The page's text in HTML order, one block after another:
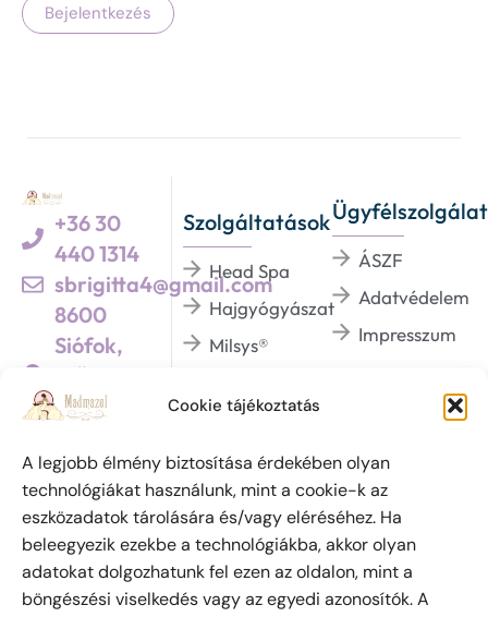
Cookie tájékoztatás
A legjobb élmény biztosítása érdekében olyan
technológiákat használunk, mint a cookie-k az
eszközadatok tárolására és/vagy eléréséhez. Ha
beleegyezik ezekbe a technológiákba, akkor olyan
adatokat dolgozhatunk fel ezen az oldalon, mint a
böngészési viselkedés vagy az egyedi azonosítók. A
Bejelentkezés
+36 30
440 1314
sbrigitta4@gmail.com
8600
Siófok,
Szűcs u. 5.
/Üzletek háza 1.
emeletén/
Szolgáltatások
Head Spa
Hajgyógyászat
Milsys®
BHSYS®
Ügyfélszolgálat
ÁSZF
Adatvédelem
Impresszum
Szabadalmi védjegy oltalom alatt áll. (azonosító
szám: 223 798) Az oldalon megjelent írásokat és
fényképeket a szerzői jogról szóló 1999. évi LXXVI.